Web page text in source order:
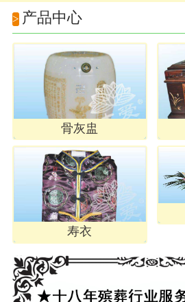
产品中心
骨灰盅
寿衣